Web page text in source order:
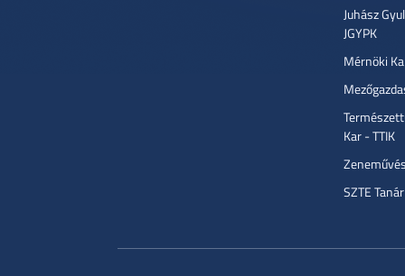
Juhász
JGYPK
Mérnöki
Kar - TTIK
SZTE